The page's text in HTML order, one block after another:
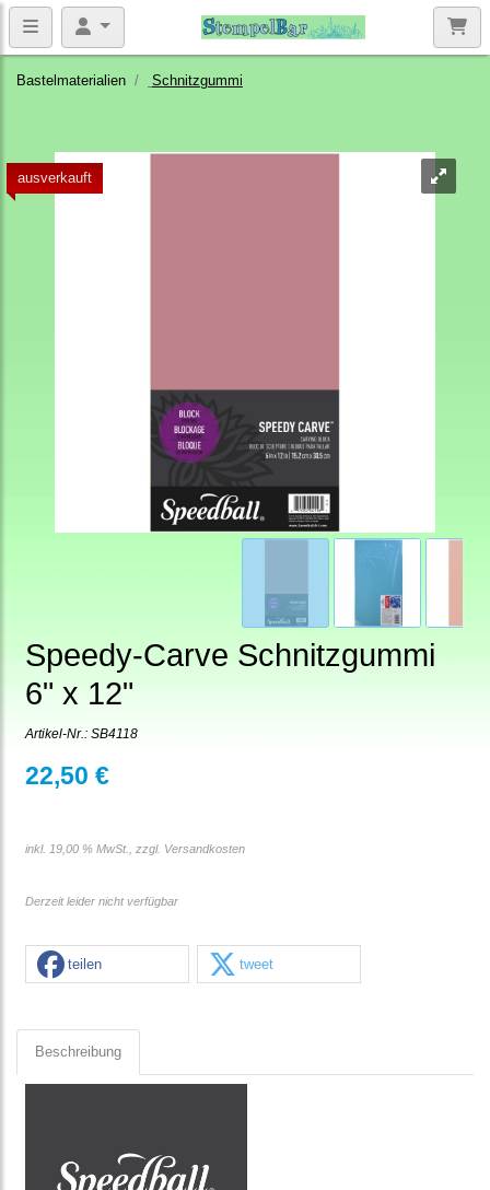
Bastelmaterialien Schnitzgummi
ausverkauft
Speedy-Carve Schnitzgummi
6" x 12"
Artikel-Nr.: SB4118
22,50 €
inkl. 19,00 % MwSt., zzgl. Versandkosten
Derzeit leider nicht verfügbar
teilen tweet
Beschreibung